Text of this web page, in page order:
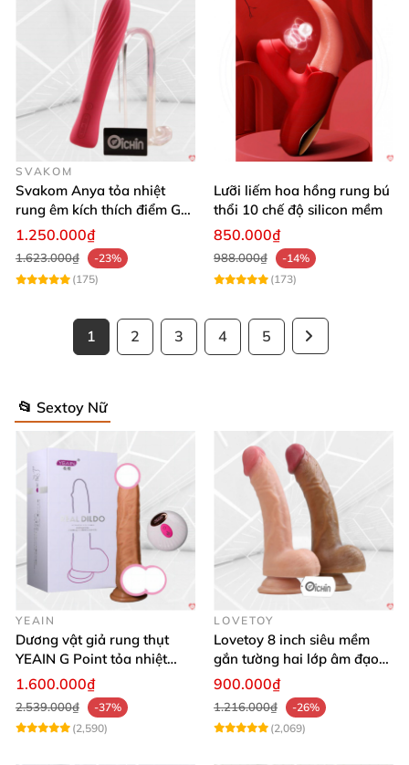
SVAKOM
Svakom Anya tỏa nhiệt
rung êm kích thích điểm G
silicon Mỹ cao cấp an toàn
1.250.000₫
1.623.000₫
-23%
(175)
Lưỡi liếm hoa hồng rung bú
thổi 10 chế độ silicon mềm
850.000₫
988.000₫
-14%
(173)
1 2 3 4 5
📂 Sextoy Nữ
YEAIN
Dương vật giả rung thụt
YEAIN G Point tỏa nhiệt
điều khiển từ xa
1.600.000₫
2.539.000₫
-37%
(2,590)
LOVETOY
Lovetoy 8 inch siêu mềm
gắn tường hai lớp âm đạo
giả chuẩn y tế
900.000₫
1.216.000₫
-26%
(2,069)